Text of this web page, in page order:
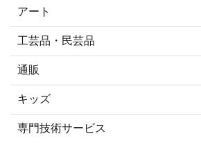
アート
工芸品・民芸品
通販
キッズ
専門技術サービス